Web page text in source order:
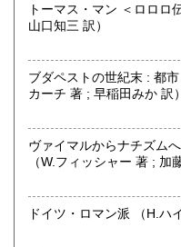
トーマス・マン ＜ロロロ伝記叢書＞ （K.
山口知三 訳）
ブダペストの世紀末 : 都市と文化
カーチ 著 ; 早稲田みか 訳）
ヴァイマルからナチズム
（W.フィッシャー 著 ; 加
ドイツ・ロ